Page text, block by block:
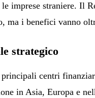
imprese straniere. Il
ma i benefici vanno
strategico
centri
in Asia, Europa e